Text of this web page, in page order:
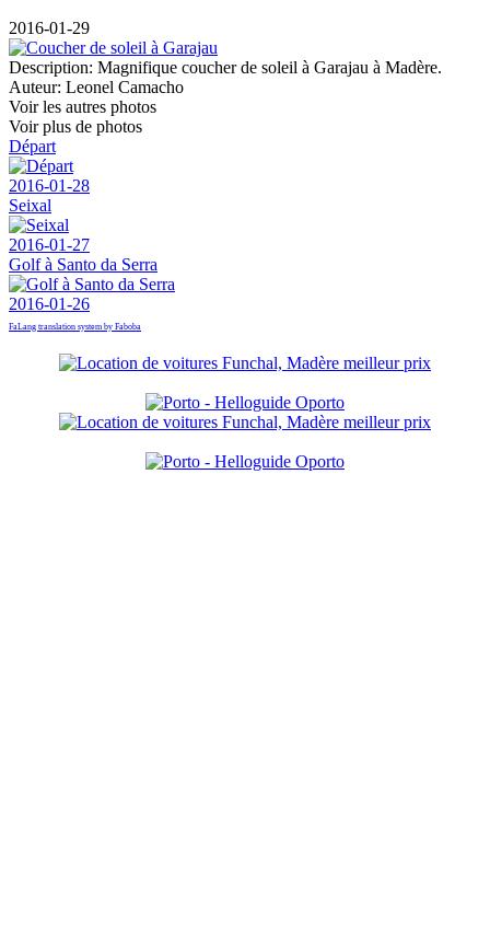
2016-01-29
Description: Magnifique coucher de soleil à Garajau à Madère.
Auteur: Leonel Camacho
Voir les autres photos
Voir plus de photos
Départ
2016-01-28
Seixal
2016-01-27
Golf à Santo da Serra
2016-01-26
FaLang translation system by Faboba